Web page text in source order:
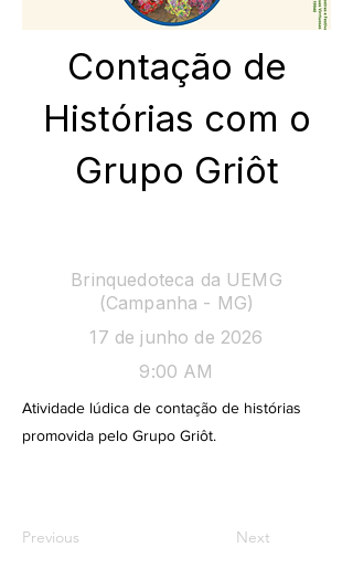
Contação de
Histórias com o
Grupo Griôt
Brinquedoteca da UEMG
(Campanha - MG)
17 de junho de 2026
9:00 AM
Atividade lúdica de contação de histórias
promovida pelo Grupo Griôt.
Previous Next